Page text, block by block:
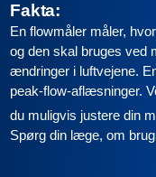
Fakta:
En flowmåler måler,
og den skal bruges ved
ændringer i luftvejene.
peak-flow-aflæsninger.
du muligvis justere din
Spørg din læge, om